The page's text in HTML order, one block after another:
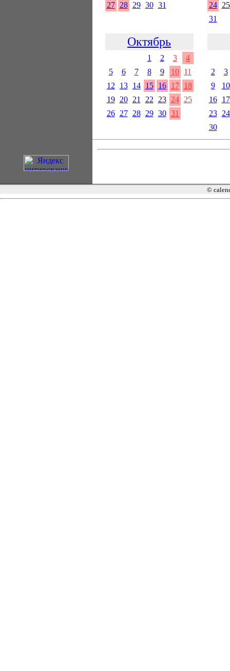
27
28 29 30 31
24
25
31
Октябрь
1 2 3
4
5
6 7 8 9 10
11
12
13 14 15 16 17
18
19
20 21 22 23 24
25
26
27 28 29 30 31
2
3
9
10
16
17
23
24
30
©